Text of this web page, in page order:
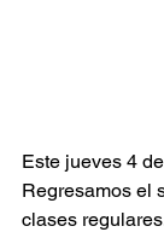
Este jueves 4
Regresamos el
clases